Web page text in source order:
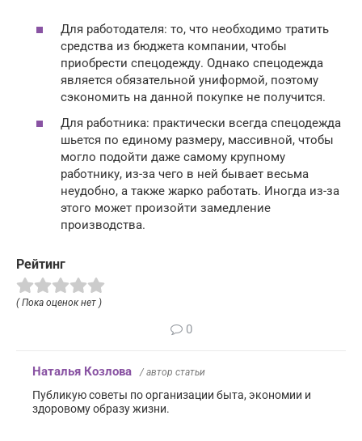
Для работодателя: то, что необходимо тратить
средства из бюджета компании, чтобы
приобрести спецодежду. Однако спецодежда
является обязательной униформой, поэтому
сэкономить на данной покупке не получится.
Для работника: практически всегда спецодежда
шьется по единому размеру, массивной, чтобы
могло подойти даже самому крупному
работнику, из-за чего в ней бывает весьма
неудобно, а также жарко работать. Иногда из-за
этого может произойти замедление
производства.
Рейтинг
( Пока оценок нет )
0
Наталья Козлова / автор статьи
Публикую советы по организации быта, экономии и
здоровому образу жизни.